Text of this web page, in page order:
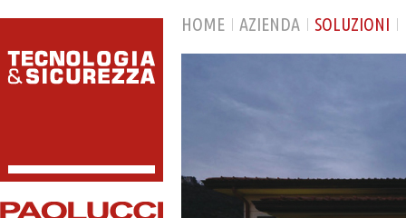
HOME AZIENDA SOLUZIONI